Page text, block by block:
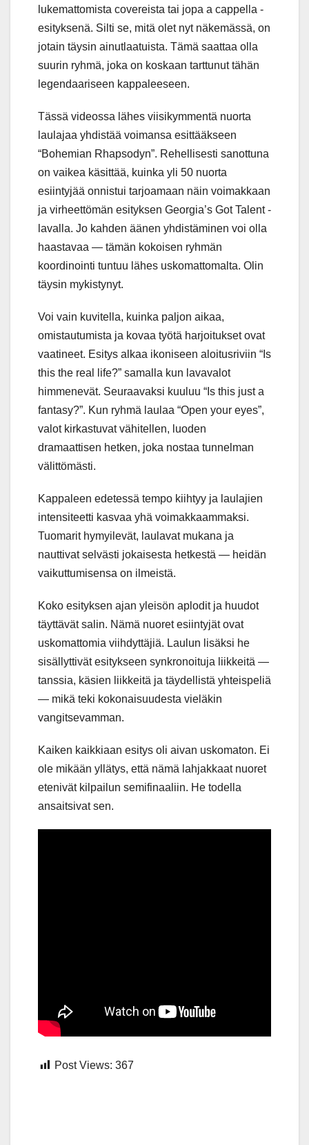
lukemattomista covereista tai jopa a cappella -
esityksenä. Silti se, mitä olet nyt näkemässä, on
jotain täysin ainutlaatuista. Tämä saattaa olla
suurin ryhmä, joka on koskaan tarttunut tähän
legendaariseen kappaleeseen.
Tässä videossa lähes viisikymmentä nuorta
laulajaa yhdistää voimansa esittääkseen
“Bohemian Rhapsodyn”. Rehellisesti sanottuna
on vaikea käsittää, kuinka yli 50 nuorta
esiintyjää onnistui tarjoamaan näin voimakkaan
ja virheettömän esityksen Georgia’s Got Talent -
lavalla. Jo kahden äänen yhdistäminen voi olla
haastavaa — tämän kokoisen ryhmän
koordinointi tuntuu lähes uskomattomalta. Olin
täysin mykistynyt.
Voi vain kuvitella, kuinka paljon aikaa,
omistautumista ja kovaa työtä harjoitukset ovat
vaatineet. Esitys alkaa ikoniseen aloitusriviin “Is
this the real life?” samalla kun lavavalot
himmenevät. Seuraavaksi kuuluu “Is this just a
fantasy?”. Kun ryhmä laulaa “Open your eyes”,
valot kirkastuvat vähitellen, luoden
dramaattisen hetken, joka nostaa tunnelman
välittömästi.
Kappaleen edetessä tempo kiihtyy ja laulajien
intensiteetti kasvaa yhä voimakkaammaksi.
Tuomarit hymyilevät, laulavat mukana ja
nauttivat selvästi jokaisesta hetkestä — heidän
vaikuttumisensa on ilmeistä.
Koko esityksen ajan yleisön aplodit ja huudot
täyttävät salin. Nämä nuoret esiintyjät ovat
uskomattomia viihdyttäjiä. Laulun lisäksi he
sisällyttivät esitykseen synkronoituja liikkeitä —
tanssia, käsien liikkeitä ja täydellistä yhteispeliä
— mikä teki kokonaisuudesta vieläkin
vangitsevamman.
Kaiken kaikkiaan esitys oli aivan uskomaton. Ei
ole mikään yllätys, että nämä lahjakkaat nuoret
etenivät kilpailun semifinaaliin. He todella
ansaitsivat sen.
Post Views: 367